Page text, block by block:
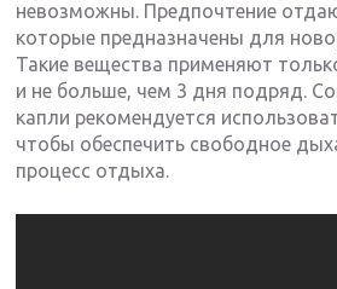
невозможны. Предпочтение
которые предназначены для
Такие вещества применяют
и не больше, чем 3 дня подряд.
капли рекомендуется
чтобы обеспечить свободное
процесс отдыха.